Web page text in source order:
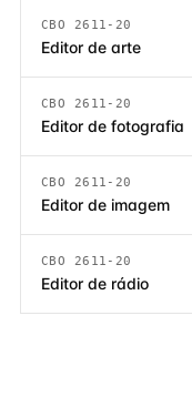
CBO 2611-20
Editor de arte
CBO 2611-20
Editor de fotografia
CBO 2611-20
Editor de imagem
CBO 2611-20
Editor de rádio